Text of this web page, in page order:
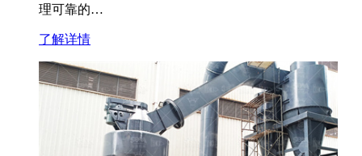
理可靠的…
了解详情